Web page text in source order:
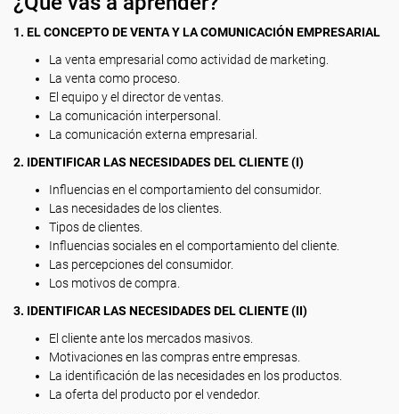
1. EL CONCEPTO DE VENTA Y LA COMUNICACIÓN EMPRESARIAL
La venta empresarial como actividad de marketing.
La venta como proceso.
El equipo y el director de ventas.
La comunicación interpersonal.
La comunicación externa empresarial.
2. IDENTIFICAR LAS NECESIDADES DEL CLIENTE (I)
Influencias en el comportamiento del consumidor.
Las necesidades de los clientes.
Tipos de clientes.
Influencias sociales en el comportamiento del cliente.
Las percepciones del consumidor.
Los motivos de compra.
3. IDENTIFICAR LAS NECESIDADES DEL CLIENTE (II)
El cliente ante los mercados masivos.
Motivaciones en las compras entre empresas.
La identificación de las necesidades en los productos.
La oferta del producto por el vendedor.